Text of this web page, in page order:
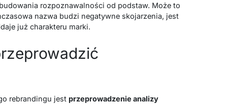
rozpoznawalności od podstaw. Może to
nazwa budzi negatywne skojarzenia, jest
już charakteru marki.
rebrandingu jest przeprowadzenie analizy